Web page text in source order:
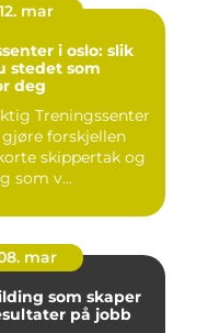
12. mar
i oslo: slik
stedet som
deg
Treningssenter
forskjellen
skippertak og
som v...
mar
som skaper
på jobb